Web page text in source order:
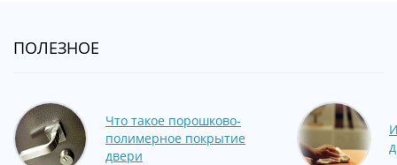
ПОЛЕЗНОЕ
Что такое порошково-
полимерное покрытие
двери